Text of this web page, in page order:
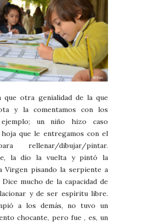
que otra genialidad de la que
y la comentamos con los
ejemplo; un niño hizo caso
que le entregamos con el
rellenar/dibujar/pintar.
la dio la vuelta y pintó la
Virgen pisando la serpiente a
mucho de la capacidad de
y de ser espíritu libre.
a los demás, no tuvo un
chocante, pero fue , es, un